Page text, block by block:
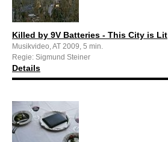
Killed by 9V Batteries - This City is Lit
Musikvideo, AT 2009, 5 min.
Regie: Sigmund Steiner
Details